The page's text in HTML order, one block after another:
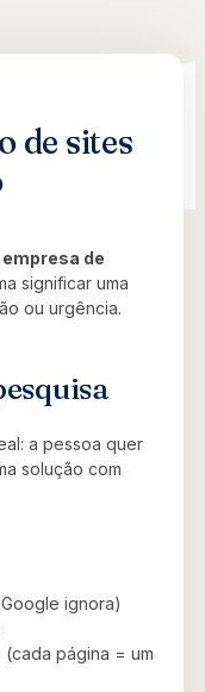
de sites
empresa de
significar uma
ou urgência.
a pessoa quer
solução com
ignora)
página = um